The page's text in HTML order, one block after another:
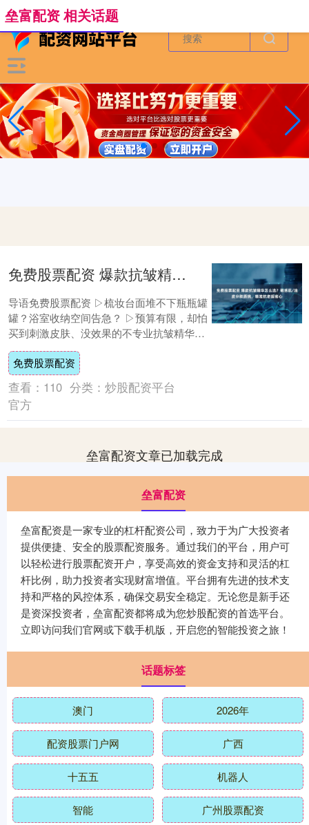
-->
垒富配资 相关话题
免费股票配资 爆款抗皱精华怎么选？敏感肌/油皮分肤质挑，精准抗老超省心
导语免费股票配资 ▷梳妆台面堆不下瓶瓶罐
罐？浴室收纳空间告急？ ▷预算有限，却怕
买到刺激皮肤、没效果的不专业抗皱精华
液？ ▷抗皱精华液哪个品牌最好？有没有适
配小....
免费股票配资
查看： 110 分类： 炒股配资平台
官方
垒富配资文章已加载完成
垒富配资
垒富配资是一家专业的杠杆配资公司，致力于为广大投资者
提供便捷、安全的股票配资服务。通过我们的平台，用户可
以轻松进行股票配资开户，享受高效的资金支持和灵活的杠
杆比例，助力投资者实现财富增值。平台拥有先进的技术支
持和严格的风控体系，确保交易安全稳定。无论您是新手还
是资深投资者，垒富配资都将成为您炒股配资的首选平台。
立即访问我们官网或下载手机版，开启您的智能投资之旅！
话题标签
澳门 2026年
配资股票门户网 广西
十五五 机器人
智能 广州股票配资